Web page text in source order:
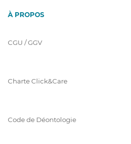
À PROPOS
CGU / GGV
Charte Click&Care
Code de Déontologie